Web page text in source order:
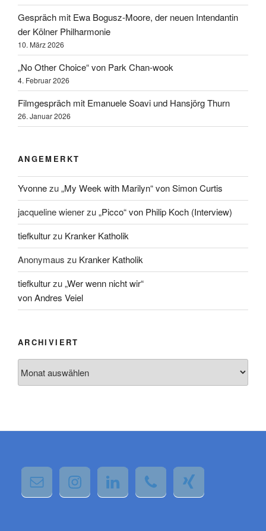
Gespräch mit Ewa Bogusz-Moore, der neuen Intendantin
der Kölner Philharmonie
10. März 2026
„No Other Choice“ von Park Chan-wook
4. Februar 2026
Filmgespräch mit Emanuele Soavi und Hansjörg Thurn
26. Januar 2026
ANGEMERKT
Yvonnezu„My Week with Marilyn“ von Simon Curtis
jacqueline wienerzu„Picco“ von Philip Koch (Interview)
tiefkulturzu Kranker Katholik
Anonymaus zu Kranker Katholik
tiefkulturzu„Wer wenn nicht wir“
von Andres Veiel
ARCHIVIERT